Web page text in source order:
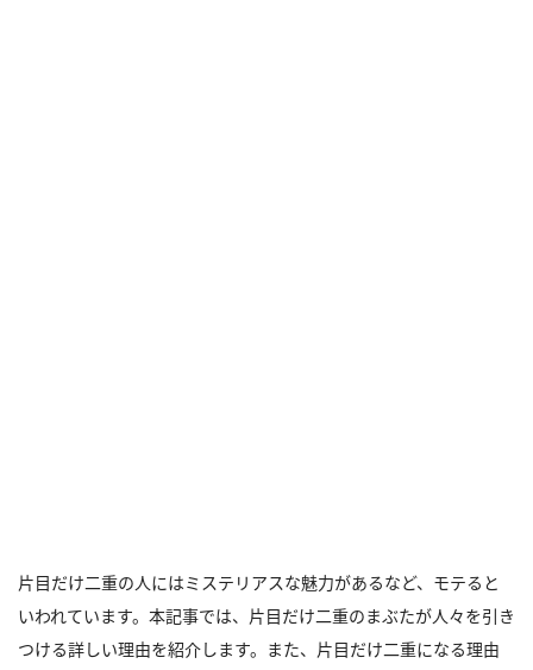
片目だけ二重の人にはミステリアスな魅力があるなど、モテると
いわれています。本記事では、片目だけ二重のまぶたが人々を引き
つける詳しい理由を紹介します。また、片目だけ二重になる理由